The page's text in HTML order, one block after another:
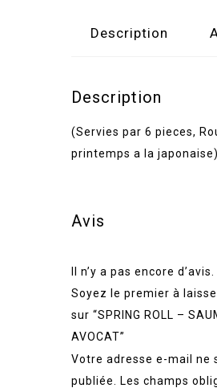
Description
Description
(Servies par 6 pieces,
printemps a la japonaise)
Avis
Il n’y a pas encore d’avis.
Soyez le premier à
sur “SPRING ROLL –
AVOCAT”
Votre adresse e-mail ne
publiée.
Les champs